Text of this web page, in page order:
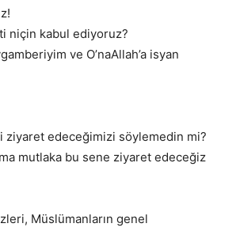
niçin kabul ediyoruz?
ve O’naAllah’a isyan
ziyaret edeceğimizi söylemedin mi?
mutlaka bu sene ziyaret edeceğiz
Müslümanların genel